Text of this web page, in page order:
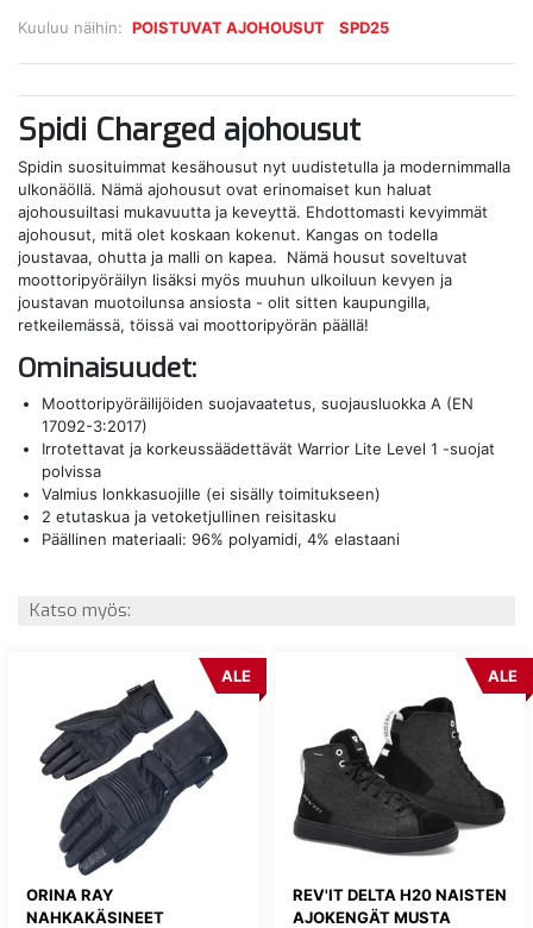
Kuuluu näihin: POISTUVAT AJOHOUSUT SPD25
Spidi Charged ajohousut
Spidin suosituimmat kesähousut nyt uudistetulla ja modernimmalla
ulkonäöllä. Nämä ajohousut ovat erinomaiset kun haluat
ajohousuiltasi mukavuutta ja keveyttä. Ehdottomasti kevyimmät
ajohousut, mitä olet koskaan kokenut. Kangas on todella
joustavaa, ohutta ja malli on kapea. Nämä housut soveltuvat
moottoripyöräilyn lisäksi myös muuhun ulkoiluun kevyen ja
joustavan muotoilunsa ansiosta - olit sitten kaupungilla,
retkeilemässä, töissä vai moottoripyörän päällä!
Ominaisuudet:
Moottoripyöräilijöiden suojavaatetus, suojausluokka A (EN
17092-3:2017)
Irrotettavat ja korkeussäädettävät Warrior Lite Level 1 -suojat
polvissa
Valmius lonkkasuojille (ei sisälly toimitukseen)
2 etutaskua ja vetoketjullinen reisitasku
Päällinen materiaali: 96% polyamidi, 4% elastaani
Katso myös:
ORINA RAY
NAHKAKÄSINEET
ALE
REV'IT DELTA H20 NAISTEN
AJOKENGÄT MUSTA
ALE